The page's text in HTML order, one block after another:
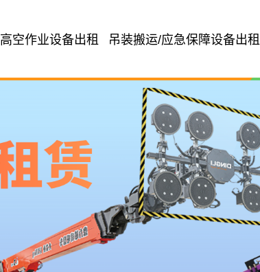
高空作业设备出租 吊装搬运/应急保障设备出租